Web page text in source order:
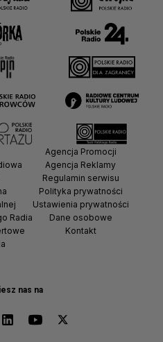
nas na
Radia
Agencja Promocji
Agencja Reklamy
Regulamin serwisu
Polityka prywatności
Ustawienia prywatności
Dane osobowe
Kontakt